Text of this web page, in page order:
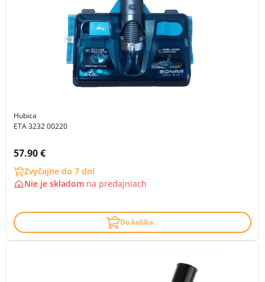
Hubica
ETA 3232 00220
Cena s DPH:
57.90 €
Zvyčajne do 7 dní
Nie je skladom na predajniach
Do košíka